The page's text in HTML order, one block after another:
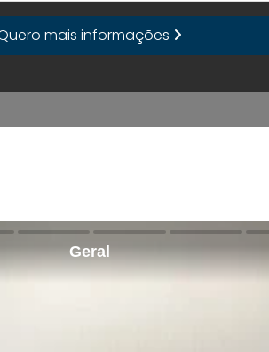
mais informações
Geral